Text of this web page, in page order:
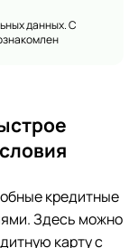
данных. С
кредитные
Здесь можно
карту с